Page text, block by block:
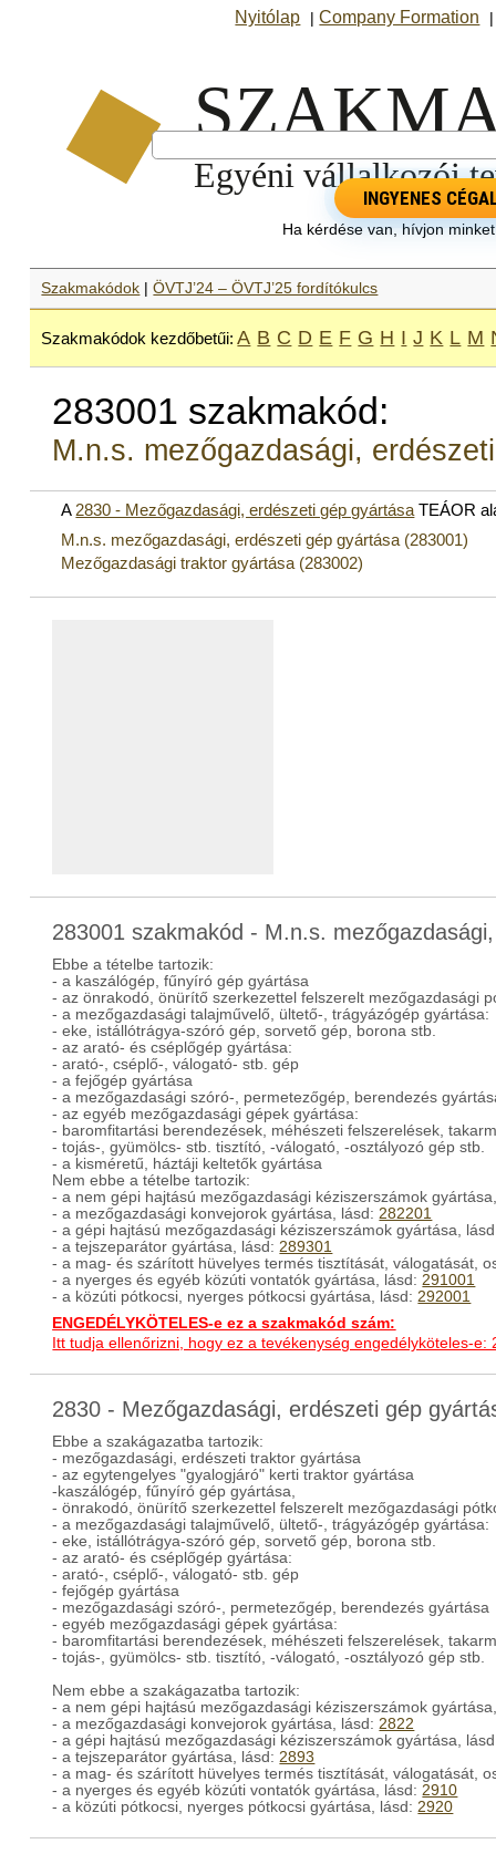
Nyitólap |Company Formation
INGYENES
Ha kérdése van, hívjon
Szakmakódok |ÖVTJ’24 – ÖVTJ’25 fordítókulcs
Szakmakódok kezdőbetűi: A B C D E F G H I J K L M
283001 szakmakód:
M.n.s. mezőgazdasági,
A 2830 - Mezőgazdasági, erdészeti gép gyártása TEÁOR
M.n.s. mezőgazdasági, erdészeti gép gyártása (283001)
Mezőgazdasági traktor gyártása (283002)
283001 szakmakód - M.n.s.
Ebbe a tételbe tartozik:
- a kaszálógép, fűnyíró gép gyártása
- az önrakodó, önürítő szerkezettel felszerelt mezőgazdasági
- a mezőgazdasági talajművelő, ültető-, trágyázógép gyártása:
- eke, istállótrágya-szóró gép, sorvető gép, borona stb.
- az arató- és cséplőgép gyártása:
- arató-, cséplő-, válogató- stb. gép
- a fejőgép gyártása
- a mezőgazdasági szóró-, permetezőgép, berendezés
- az egyéb mezőgazdasági gépek gyártása:
- baromfitartási berendezések, méhészeti felszerelések,
- tojás-, gyümölcs- stb. tisztító, -válogató, -osztályozó gép stb.
- a kisméretű, háztáji keltetők gyártása
Nem ebbe a tételbe tartozik:
- a nem gépi hajtású mezőgazdasági kéziszerszámok
- a mezőgazdasági konvejorok gyártása, lásd:282201
- a gépi hajtású mezőgazdasági kéziszerszámok gyártása,
- a tejszeparátor gyártása, lásd:289301
- a mag- és szárított hüvelyes termés tisztítását, válogatását,
- a nyerges és egyéb közúti vontatók gyártása, lásd:291001
- a közúti pótkocsi, nyerges pótkocsi gyártása, lásd:292001
ENGEDÉLYKÖTELES-e ez a szakmakód szám:
Itt tudja ellenőrizni, hogy ez a tevékenység engedélyköteles-e:
2830 - Mezőgazdasági, erdészeti gép
Ebbe a szakágazatba tartozik:
- mezőgazdasági, erdészeti traktor gyártása
- az egytengelyes "gyalogjáró" kerti traktor gyártása
-kaszálógép, fűnyíró gép gyártása,
- önrakodó, önürítő szerkezettel felszerelt mezőgazdasági
- a mezőgazdasági talajművelő, ültető-, trágyázógép gyártása:
- eke, istállótrágya-szóró gép, sorvető gép, borona stb.
- az arató- és cséplőgép gyártása:
- arató-, cséplő-, válogató- stb. gép
- fejőgép gyártása
- mezőgazdasági szóró-, permetezőgép, berendezés gyártása
- egyéb mezőgazdasági gépek gyártása:
- baromfitartási berendezések, méhészeti felszerelések,
- tojás-, gyümölcs- stb. tisztító, -válogató, -osztályozó gép stb.
Nem ebbe a szakágazatba tartozik:
- a nem gépi hajtású mezőgazdasági kéziszerszámok
- a mezőgazdasági konvejorok gyártása, lásd:2822
- a gépi hajtású mezőgazdasági kéziszerszámok gyártása,
- a tejszeparátor gyártása, lásd:2893
- a mag- és szárított hüvelyes termés tisztítását, válogatását,
- a nyerges és egyéb közúti vontatók gyártása, lásd:2910
- a közúti pótkocsi, nyerges pótkocsi gyártása, lásd:2920